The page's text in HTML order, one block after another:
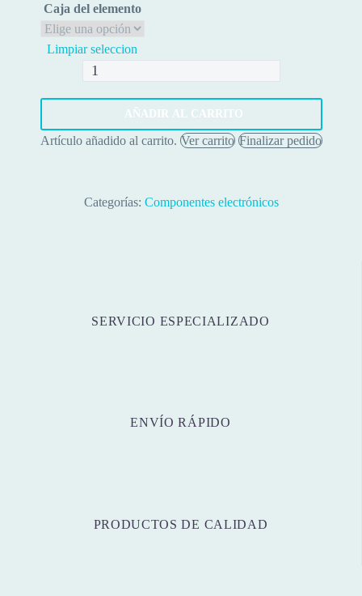
Caja del elemento
Limpiar seleccion
Diodos
Pack
10
AÑADIR AL CARRITO
Artículo añadido al carrito. Ver carrito Finalizar pedido
Categorías: Componentes electrónicos
SERVICIO ESPECIALIZADO
ENVÍO RÁPIDO
PRODUCTOS DE CALIDAD